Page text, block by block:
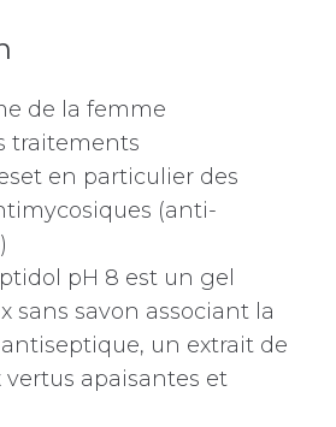
de la femme
traitements
en particulier des
(anti-
pH 8 est un gel
sans savon associant la
un extrait de
vertus apaisantes et